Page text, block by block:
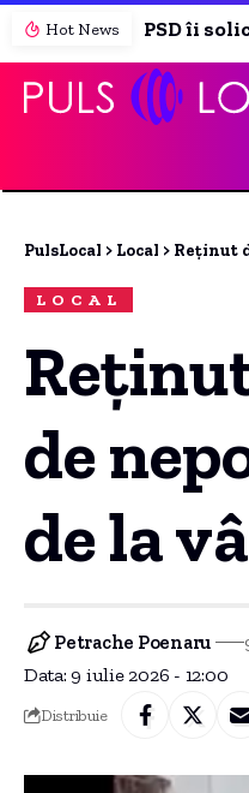
Hot News
PSD îi solicită lui Bolojan să sprijine la Bruxelles reluarea activității centralelor pe cărbune: „România nu poate fi lăsată în întuneric”
PulsLocal > Local > Reținut
LOCAL
de
de la
Data: 9 iulie 2026 - 12:00
Petrache Poenaru
Distribuie